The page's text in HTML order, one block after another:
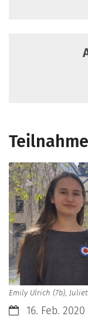
Emily Ulrich (7b),
Datum:16. Feb. 2020